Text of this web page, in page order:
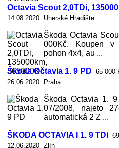
Octavia Scout 2,0TDi,
14.08.2020 Uherské Hradište
Škoda Octavia
000Kč. Koupen v
pohon 4x4, au ...
Škoda Octavia 1. 9 PD 65 000
26.06.2020 Praha
Škoda Octavia 1.
07/2008, najeto
automatická 2 Z ...
ŠKODA OCTAVIA I 1. 9 TDi
12.06.2020 Zlín